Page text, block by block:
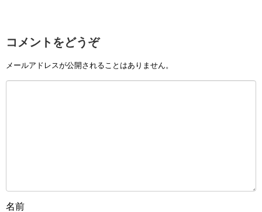
コメントをどうぞ
メールアドレスが公開されることはありません。
名前